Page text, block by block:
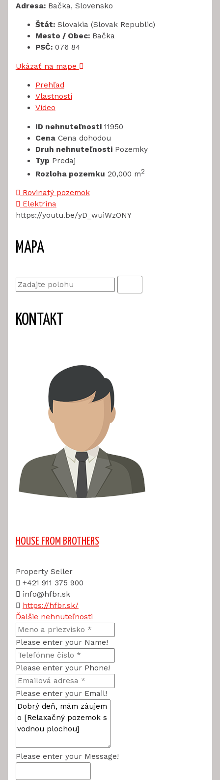
Adresa: Bačka, Slovensko
Štát: Slovakia (Slovak Republic)
Mesto / Obec: Bačka
PSČ: 076 84
Ukázať na mape
Prehľad
Vlastnosti
Video
ID nehnuteľnosti 11950
Cena Cena dohodou
Druh nehnuteľnosti Pozemky
Typ Predaj
Rozloha pozemku 20,000 m2
Rovinatý pozemok
Elektrina
https://youtu.be/yD_wuiWzONY
MAPA
KONTAKT
HOUSE FROM BROTHERS
Property Seller
+421 911 375 900
info@hfbr.sk
https://hfbr.sk/
Ďalšie nehnuteľnosti
Please enter your Name!
Please enter your Phone!
Please enter your Email!
Please enter your Message!